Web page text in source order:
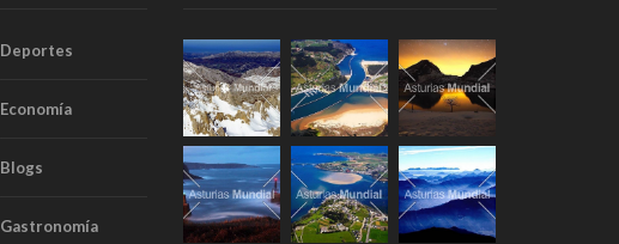
Deportes
Economía
Blogs
Gastronomía